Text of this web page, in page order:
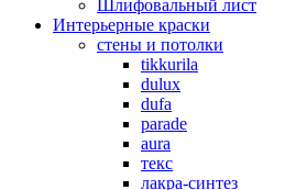
Шлифовальный лист
Интерьерные краски
стены и потолки
tikkurila
dulux
dufa
parade
aura
текс
лакра-синтез